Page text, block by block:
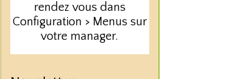
rendez vous dans
Configuration > Menus sur
votre manager.
rendez vous dans
Configuration > Menus sur
votre manager.
rendez vous dans
Configuration > Menus sur
votre manager.